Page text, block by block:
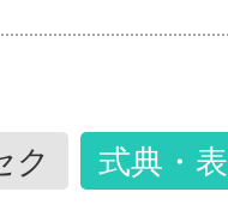
ク 式典・